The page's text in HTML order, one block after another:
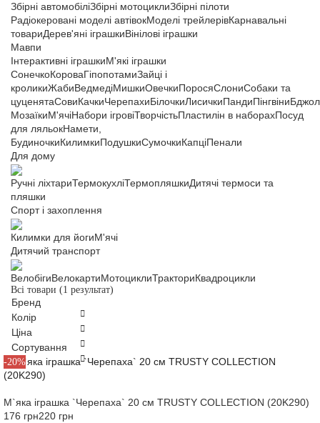
Збірні автомобіліЗбірні мотоциклиЗбірні пілоти
Радіокеровані моделі автівокМоделі трейлерівКарнавальні
товариДерев'яні іграшкиВінілові іграшки
Мавпи
Інтерактивні іграшкиМ'які іграшки
СонечкоКороваГіпопотамиЗайці і
кроликиЖабиВедмедіМишкиОвечкиПоросяСлониСобаки та
цуценятаСовиКачкиЧерепахиБілочкиЛисичкиПандиПінгвіни
МозаїкиМ'ячіНабори ігровіТворчістьПластилін в наборахПосуд
для ляльокНамети,
БудиночкиКилимкиПодушкиСумочкиКапціПенали
Для дому
Ручні ліхтариТермокухліТермопляшкиДитячі термоси та
пляшки
Спорт і захоплення
Килимки для йогиМ'ячі
Дитячий транспорт
ВелобігиВелокартиМотоциклиТракториКвадроцикли
Всі товари (1 результат)
Бренд
Колір
Ціна
Сортування
-20%
М`яка іграшка `Черепаха` 20 см TRUSTY COLLECTION (20K290)
176 грн220 грн